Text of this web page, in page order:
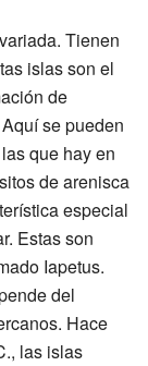
Tienen
islas son el
de
se pueden
que hay en
de arenisca
especial
Estas son
Iapetus.
del
Hace
las islas